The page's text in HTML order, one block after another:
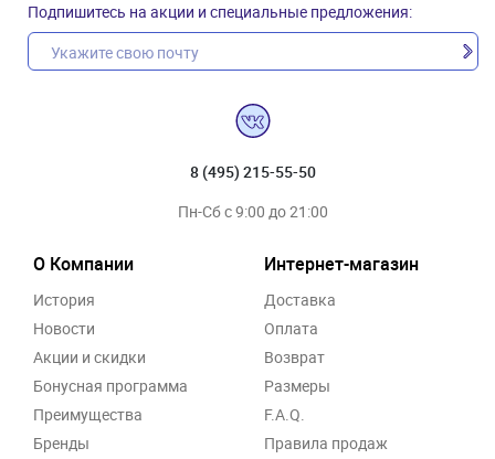
Подпишитесь на акции и специальные предложения:
8 (495) 215-55-50
Пн-Сб с 9:00 до 21:00
О Компании
История
Новости
Акции и скидки
Бонусная программа
Преимущества
Бренды
Интернет-магазин
Доставка
Оплата
Возврат
Размеры
F.A.Q.
Правила продаж